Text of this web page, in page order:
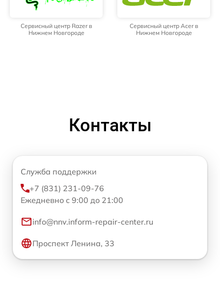
Сервисный центр Razer в
Нижнем Новгороде
Сервисный центр Acer в
Нижнем Новгороде
Контакты
Служба поддержки
+7 (831) 231-09-76
Ежедневно с 9:00 до 21:00
info@nnv.inform-repair-center.ru
Проспект Ленина, 33